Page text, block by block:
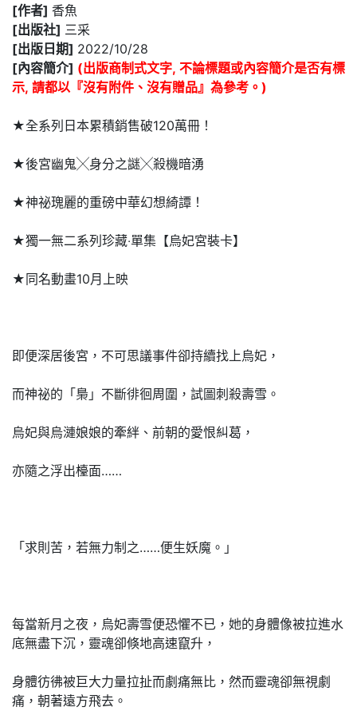
[作者] 香魚
[出版社] 三采
[出版日期] 2022/10/28
[內容簡介] (出版商制式文字, 不論標題或內容簡介是否有標
示, 請都以『沒有附件、沒有贈品』為參考。)
★全系列日本累積銷售破120萬冊！
★後宮幽鬼╳身分之謎╳殺機暗湧
★神祕瑰麗的重磅中華幻想綺譚！
★獨一無二系列珍藏‧單集【烏妃宮裝卡】
★同名動畫10月上映
即便深居後宮，不可思議事件卻持續找上烏妃，
而神祕的「梟」不斷徘徊周圍，試圖刺殺壽雪。
烏妃與烏漣娘娘的牽絆、前朝的愛恨糾葛，
亦隨之浮出檯面……
「求則苦，若無力制之……便生妖魔。」
每當新月之夜，烏妃壽雪便恐懼不已，她的身體像被拉進水
底無盡下沉，靈魂卻倏地高速竄升，
身體彷彿被巨大力量拉扯而劇痛無比，然而靈魂卻無視劇
痛，朝著遠方飛去。